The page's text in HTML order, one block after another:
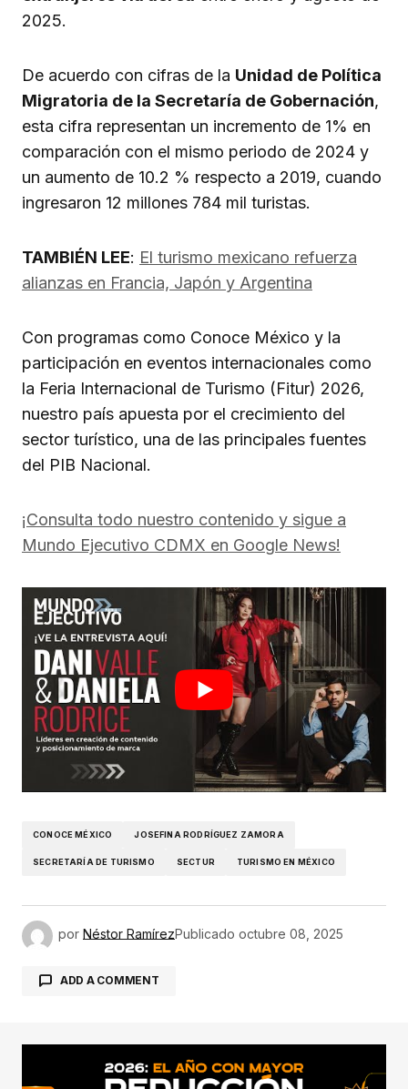
2025.
De acuerdo con cifras de la Unidad de Política
Migratoria de la Secretaría de Gobernación,
esta cifra representan un incremento de 1% en
comparación con el mismo periodo de 2024 y
un aumento de 10.2 % respecto a 2019, cuando
ingresaron 12 millones 784 mil turistas.
TAMBIÉN LEE: El turismo mexicano refuerza
alianzas en Francia, Japón y Argentina
Con programas como Conoce México y la
participación en eventos internacionales como
la Feria Internacional de Turismo (Fitur) 2026,
nuestro país apuesta por el crecimiento del
sector turístico, una de las principales fuentes
del PIB Nacional.
¡Consulta todo nuestro contenido y sigue a
Mundo Ejecutivo CDMX en Google News!
CONOCE MÉXICO JOSEFINA RODRÍGUEZ ZAMORA
SECRETARÍA DE TURISMO SECTUR TURISMO EN MÉXICO
por Néstor RamírezPublicado octubre 08, 2025
ADD A COMMENT
conectado